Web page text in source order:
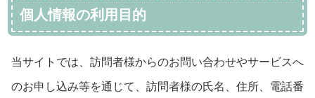
個人情報の利用目的
当サイトでは、訪問者様からのお問い合わせやサービスへ
のお申し込み等を通じて、訪問者様の氏名、住所、電話番